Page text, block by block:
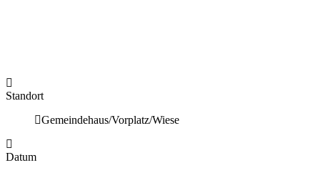
Standort
Gemeindehaus/Vorplatz/Wiese
Datum